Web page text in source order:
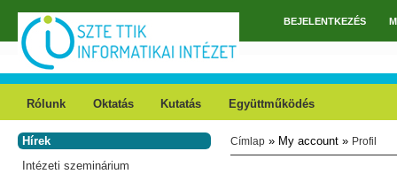
Ugrás a tartalomra
FőmenüBEJELENTKEZÉS
Rólunk Oktatás Kutatás Együttműködés
Jelenlegi hely
Címlap » My account » Profil
Hírek
Intézeti szeminárium